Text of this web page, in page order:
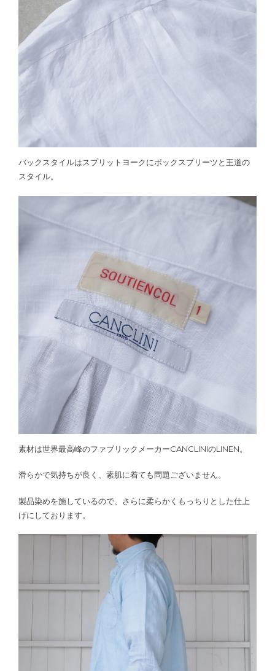
バックスタイルはスプリットヨークにボックスプリーツと王道の
スタイル。
素材は世界最高峰のファブリックメーカーCANCLINIのLINEN。
滑らかで気持ちが良く、素肌に着ても問題ございません。
製品染めを施しているので、さらに柔らかくもっちりとした仕上
げにしております。